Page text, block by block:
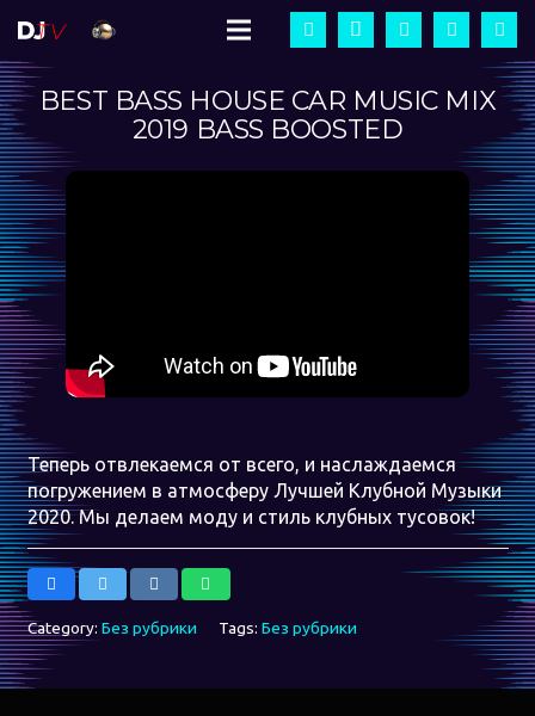
BEST BASS HOUSE CAR MUSIC MIX
2019 BASS BOOSTED
Теперь отвлекаемся от всего, и наслаждаемся
погружением в атмосферу Лучшей Клубной Музыки
2020. Мы делаем моду и стиль клубных тусовок!
Category: Без рубрики Tags: Без рубрики